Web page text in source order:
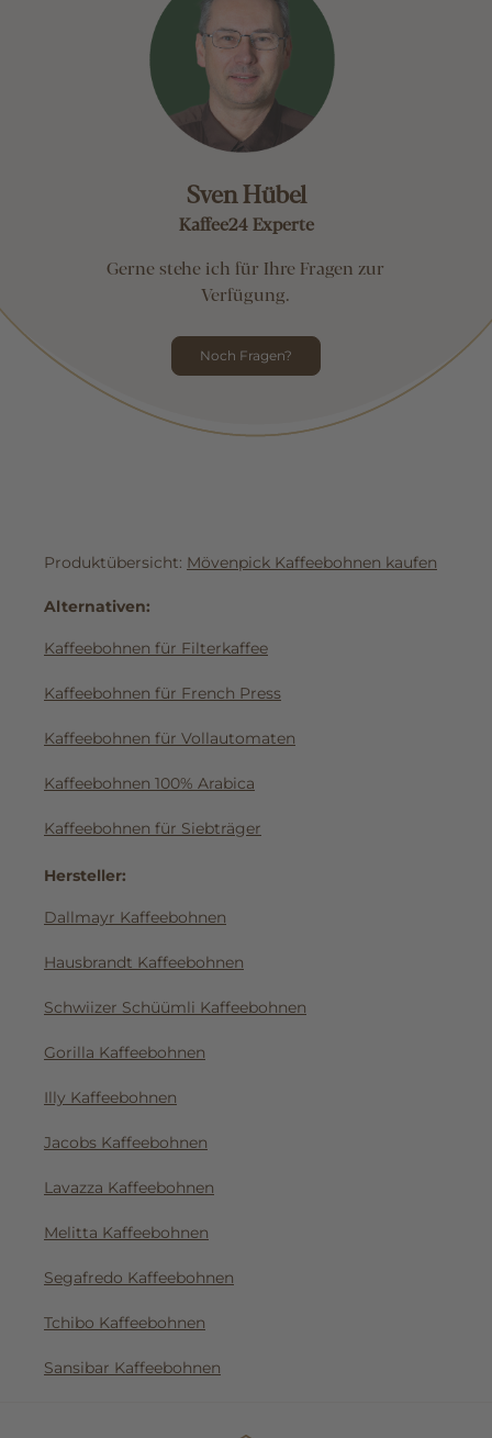
Sven Hübel
Kaffee24 Experte
Gerne stehe ich für Ihre Fragen zur
Verfügung.
Noch Fragen?
Produktübersicht: Mövenpick Kaffeebohnen kaufen
Alternativen:
Kaffeebohnen für Filterkaffee
Kaffeebohnen für French Press
Kaffeebohnen für Vollautomaten
Kaffeebohnen 100% Arabica
Kaffeebohnen für Siebträger
Hersteller:
Dallmayr Kaffeebohnen
Hausbrandt Kaffeebohnen
Schwiizer Schüümli Kaffeebohnen
Gorilla Kaffeebohnen
Illy Kaffeebohnen
Jacobs Kaffeebohnen
Lavazza Kaffeebohnen
Melitta Kaffeebohnen
Segafredo Kaffeebohnen
Tchibo Kaffeebohnen
Sansibar Kaffeebohnen